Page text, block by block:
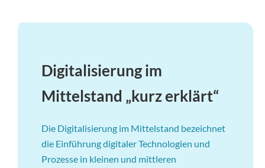
Digitalisierung im
Mittelstand „kurz erklärt“
Die Digitalisierung im Mittelstand bezeichnet
die Einführung digitaler Technologien und
Prozesse in kleinen und mittleren